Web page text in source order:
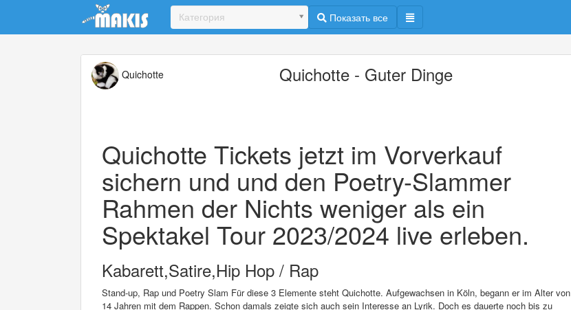
Update cookies preferences
Категория Показать все
Quichotte Quichotte - Guter Dinge
Quichotte Tickets jetzt im Vorverkauf
sichern und und den Poetry-Slammer
Rahmen der Nichts weniger als ein
Spektakel Tour 2023/2024 live erleben.
Kabarett,Satire,Hip Hop / Rap
Stand-up, Rap und Poetry Slam Für diese 3 Elemente steht Quichotte. Aufgewachsen in Köln, begann er im Alter von
14 Jahren mit dem Rappen. Schon damals zeigte sich auch sein Interesse an Lyrik. Doch es dauerte noch bis zu